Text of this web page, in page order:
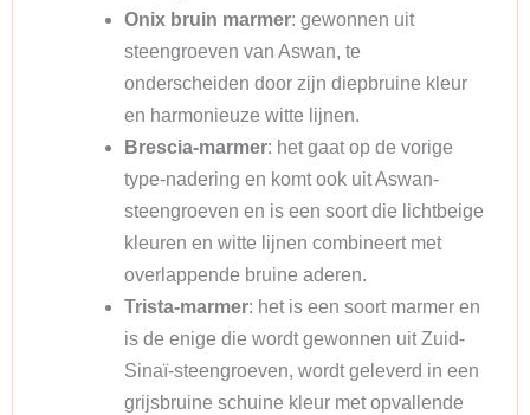
Onix bruin marmer: gewonnen uit
steengroeven van Aswan, te
onderscheiden door zijn diepbruine kleur
en harmonieuze witte lijnen.
Brescia-marmer: het gaat op de vorige
type-nadering en komt ook uit Aswan-
steengroeven en is een soort die lichtbeige
kleuren en witte lijnen combineert met
overlappende bruine aderen.
Trista-marmer: het is een soort marmer en
is de enige die wordt gewonnen uit Zuid-
Sinaï-steengroeven, wordt geleverd in een
grijsbruine schuine kleur met opvallende